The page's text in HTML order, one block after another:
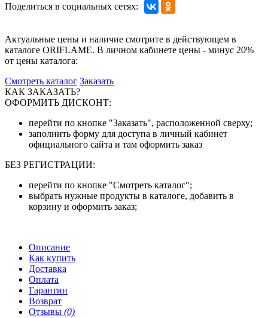
Поделиться в социальных сетях:
Актуальные цены и наличие смотрите в действующем в
каталоге ORIFLAME. В личном кабинете цены - минус 20%
от цены каталога:
Смотреть каталог Заказать
КАК ЗАКАЗАТЬ?
ОФОРМИТЬ ДИСКОНТ:
перейти по кнопке "Заказать", расположенной сверху;
заполнить форму для доступа в личный кабинет
официального сайта и там оформить заказ
БЕЗ РЕГИСТРАЦИИ:
перейти по кнопке "Смотреть каталог";
выбрать нужные продукты в каталоге, добавить в
корзину и оформить заказ;
Описание
Как купить
Доставка
Оплата
Гарантии
Возврат
Отзывы (0)